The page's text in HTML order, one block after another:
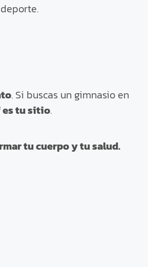
. Si buscas un gimnasio en
es tu sitio.
tu cuerpo y tu salud.